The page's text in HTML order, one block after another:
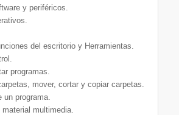
y periféricos.
del escritorio y Herramientas.
programas.
mover, cortar y copiar carpetas.
programa.
multimedia.